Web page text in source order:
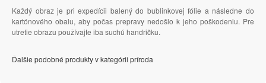
Každý obraz je pri expedícii balený do bublinkovej fólie a následne do
kartónového obalu, aby počas prepravy nedošlo k jeho poškodeniu. Pre
utretie obrazu používajte iba suchú handričku.
Ďalšie podobné produkty v kategórii príroda